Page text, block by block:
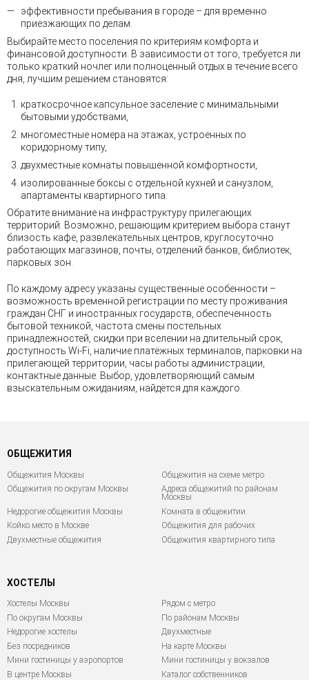
эффективности пребывания в городе – для временно
приезжающих по делам.
Выбирайте место поселения по критериям комфорта и
финансовой доступности. В зависимости от того, требуется ли
только краткий ночлег или полноценный отдых в течение всего
дня, лучшим решением становятся:
краткосрочное капсульное заселение с минимальными
бытовыми удобствами,
многоместные номера на этажах, устроенных по
коридорному типу,
двухместные комнаты повышенной комфортности,
изолированные боксы с отдельной кухней и санузлом,
апартаменты квартирного типа.
Обратите внимание на инфраструктуру прилегающих
территорий. Возможно, решающим критерием выбора станут
близость кафе, развлекательных центров, круглосуточно
работающих магазинов, почты, отделений банков, библиотек,
парковых зон.
По каждому адресу указаны существенные особенности –
возможность временной регистрации по месту проживания
граждан СНГ и иностранных государств, обеспеченность
бытовой техникой, частота смены постельных
принадлежностей, скидки при вселении на длительный срок,
доступность Wi-Fi, наличие платёжных терминалов, парковки на
прилегающей территории, часы работы администрации,
контактные данные. Выбор, удовлетворяющий самым
взыскательным ожиданиям, найдётся для каждого.
ОБЩЕЖИТИЯ
Общежития Москвы
Общежития на схеме метро
Общежития по округам Москвы
Адреса общежитий по районам
Москвы
Недорогие общежития Москвы
Комната в общежитии
Койко место в Москве
Общежития для рабочих
Двухместные общежития
Общежития квартирного типа
ХОСТЕЛЫ
Хостелы Москвы
По округам Москвы
Недорогие хостелы
Без посредников
Мини гостиницы у аэропортов
В центре Москвы
Рядом с метро
По районам Москвы
Двухместные
На карте Москвы
Мини гостиницы у вокзалов
Каталог собственников